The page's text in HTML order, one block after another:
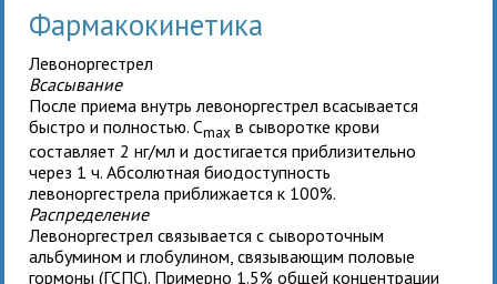
Фармакокинетика
Левоноргестрел
Всасывание
После приема внутрь левоноргестрел всасывается
быстро и полностью. Cmax в сыворотке крови
составляет 2 нг/мл и достигается приблизительно
через 1 ч. Абсолютная биодоступность
левоноргестрела приближается к 100%.
Распределение
Левоноргестрел связывается с сывороточным
альбумином и глобулином, связывающим половые
гормоны (ГСПС). Примерно 1.5% общей концентрации